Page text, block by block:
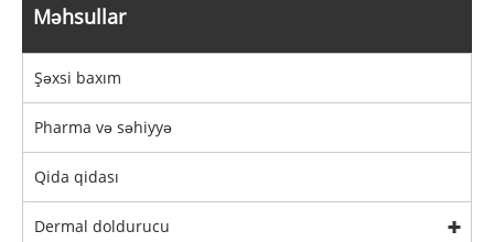
Məhsullar
Şəxsi baxım
Pharma və səhiyyə
Qida qidası
Dermal doldurucu